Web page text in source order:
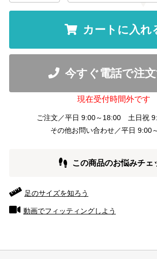
カートに入れ
今すぐ電話で注
現在受付時間外です
ご注文／平日 9:00～18:00 土日祝
その他お問い合わせ／平日 9:00
この商品のお悩みチェ
足のサイズを知ろう
動画でフィッティングしよう